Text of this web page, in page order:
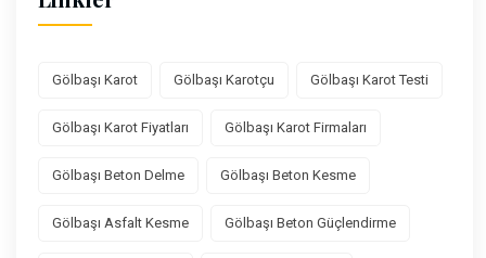
Gölbaşı Karot Gölbaşı Karotçu Gölbaşı Karot Testi
Gölbaşı Karot Fiyatları Gölbaşı Karot Firmaları
Gölbaşı Beton Delme Gölbaşı Beton Kesme
Gölbaşı Asfalt Kesme Gölbaşı Beton Güçlendirme